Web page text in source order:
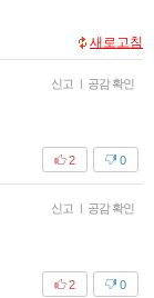
새로고침
신고 공감 확인
0
2
신고 공감 확인
0
2